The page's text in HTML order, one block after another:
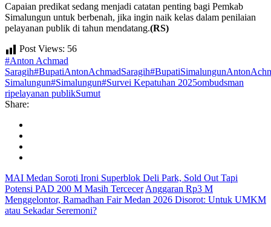
Capaian predikat sedang menjadi catatan penting bagi Pemkab
Simalungun untuk berbenah, jika ingin naik kelas dalam penilaian
pelayanan publik di tahun mendatang.(RS)
Post Views: 56
#Anton Achmad
Saragih#BupatiAntonAchmadSaragih
Simalungun#Simalungun#Survei Kepatuhan 2025ombudsman
ripelayanan publikSumut
Share:
MAI Medan Soroti Ironi Superblok Deli Park, Sold Out Tapi
Potensi PAD 200 M Masih Tercecer Anggaran Rp3 M
Menggelontor, Ramadhan Fair Medan 2026 Disorot: Untuk UMKM
atau Sekadar Seremoni?